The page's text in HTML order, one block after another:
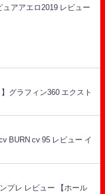
ュアアエロ2019 レビュー
グラフィン360 エクスト
BURN cv 95 レビュー イ
プレ レビュー 【ホール